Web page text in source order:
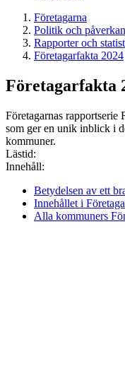
Företagarna
Politik och påverkan
Rapporter och
Företagarfakta 2024
Företagarfakta
Företagarnas rapportserie
som ger en unik inblick i
kommuner.
Lästid:
Innehåll:
Betydelsen av ett
Innehållet i
Alla kommuners